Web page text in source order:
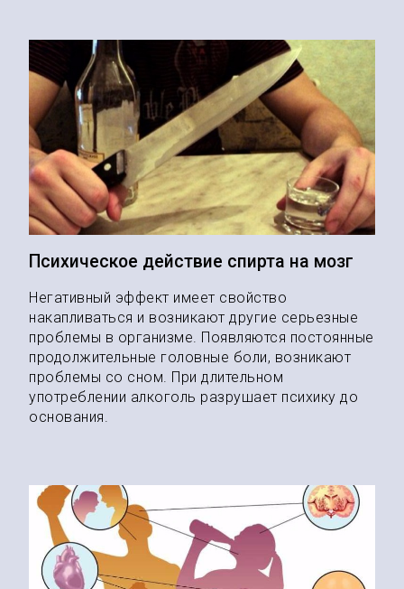
Психическое действие спирта на мозг
Негативный эффект имеет свойство
накапливаться и возникают другие серьезные
проблемы в организме. Появляются постоянные
продолжительные головные боли, возникают
проблемы со сном. При длительном
употреблении алкоголь разрушает психику до
основания.